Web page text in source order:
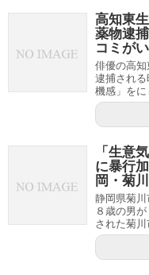
高知東
薬物逮
コミが
俳優の高
逮捕され
機感」を
「生意
に暴行
岡・菊
静岡県菊川
８歳の男
された菊